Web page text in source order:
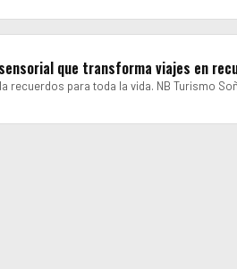
que transforma viajes en
recuerdos para toda la vida. NB Turismo